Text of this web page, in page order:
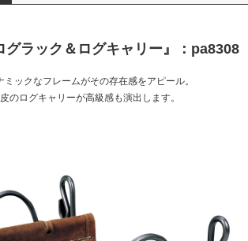
グラック＆ログキャリー』：pa8308
ミックなフレームがその存在感をアピール。
のログキャリーが高級感も演出します。